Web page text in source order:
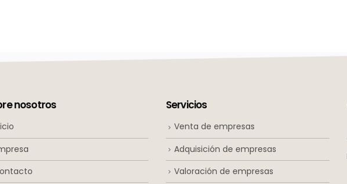
nosotros Servicios
Venta de empresas
Adquisición de empresas
Valoración de empresas